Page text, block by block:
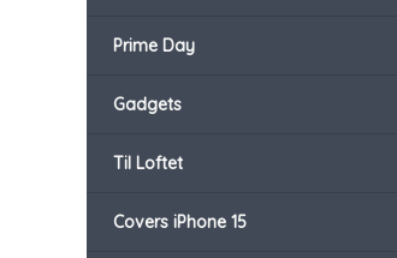
Prime Day
Gadgets
Til Loftet
Covers iPhone 15